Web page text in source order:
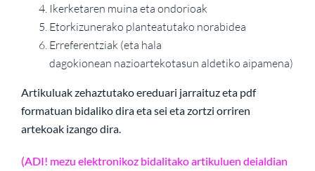
Ikerketaren muina eta ondorioak
Etorkizunerako planteatutako norabidea
Erreferentziak (eta hala
dagokionean nazioartekotasun aldetiko aipamena)
Artikuluak zehaztutako ereduari jarraituz eta pdf
formatuan bidaliko dira eta sei eta zortzi orriren
artekoak izango dira.
(ADI! mezu elektronikoz bidalitako artikuluen deialdian